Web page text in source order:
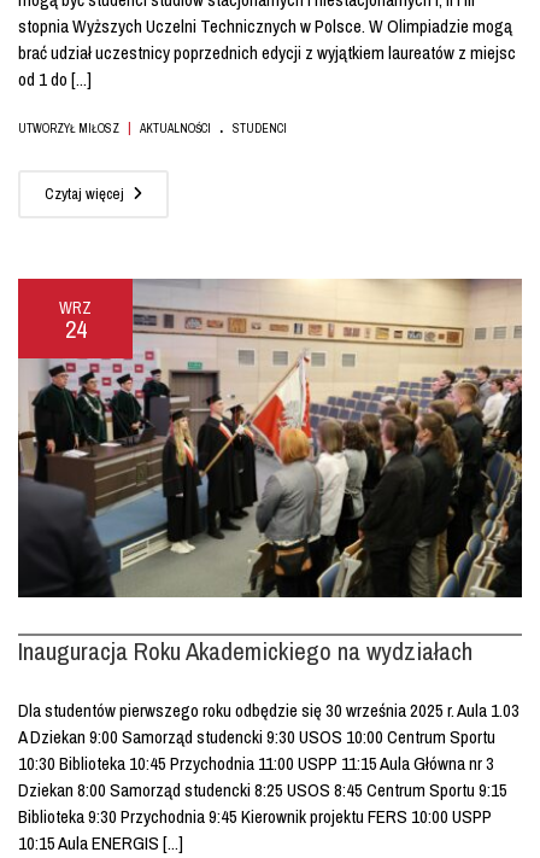
stopnia Wyższych Uczelni Technicznych w Polsce. W Olimpiadzie mogą
brać udział uczestnicy poprzednich edycji z wyjątkiem laureatów z miejsc
od 1 do [...]
UTWORZYŁ MIŁOSZ | AKTUALNOŚCI . STUDENCI
Czytaj więcej
WRZ
24
Inauguracja Roku Akademickiego na wydziałach
Dla studentów pierwszego roku odbędzie się 30 września 2025 r. Aula 1.03
A Dziekan 9:00 Samorząd studencki 9:30 USOS 10:00 Centrum Sportu
10:30 Biblioteka 10:45 Przychodnia 11:00 USPP 11:15 Aula Główna nr 3
Dziekan 8:00 Samorząd studencki 8:25 USOS 8:45 Centrum Sportu 9:15
Biblioteka 9:30 Przychodnia 9:45 Kierownik projektu FERS 10:00 USPP
10:15 Aula ENERGIS [...]